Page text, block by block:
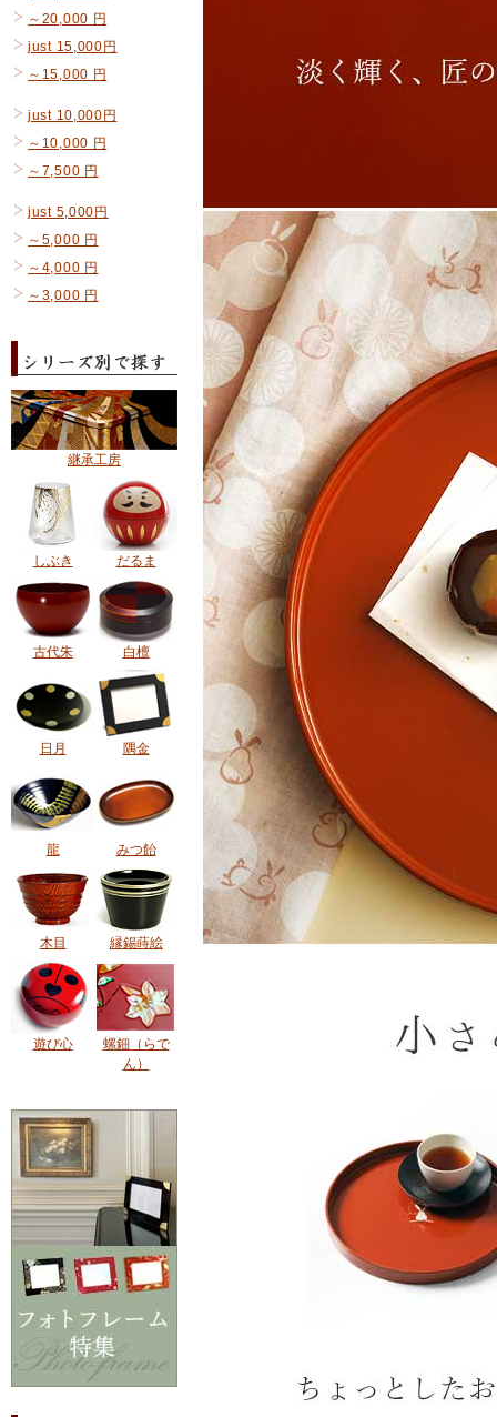
～20,000 円
just 15,000円
～15,000 円
just 10,000円
～10,000 円
～7,500 円
just 5,000円
～5,000 円
～4,000 円
～3,000 円
継承工房
しぶき だるま
古代朱 白檀
日月 隅金
龍 みつ飴
木目 縁錫蒔絵
遊び心
螺鈿（らで
ん）